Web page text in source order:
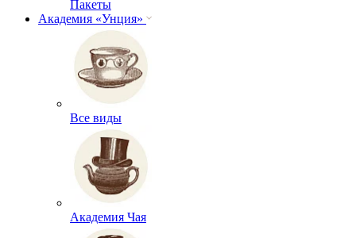
Пакеты
Академия «Унция»
Все виды
Академия Чая